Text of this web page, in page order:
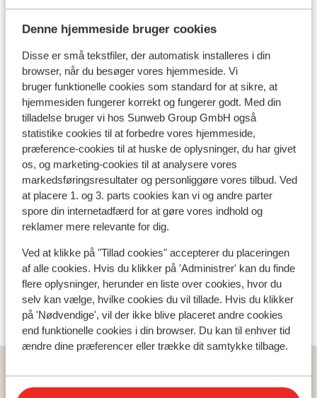
Denne hjemmeside bruger cookies
Disse er små tekstfiler, der automatisk installeres i din
browser, når du besøger vores hjemmeside. Vi
bruger funktionelle cookies som standard for at sikre, at
hjemmesiden fungerer korrekt og fungerer godt. Med din
tilladelse bruger vi hos Sunweb Group GmbH også
statistike cookies til at forbedre vores hjemmeside,
præference-cookies til at huske de oplysninger, du har givet
os, og marketing-cookies til at analysere vores
markedsføringsresultater og personliggøre vores tilbud. Ved
at placere 1. og 3. parts cookies kan vi og andre parter
spore din internetadfærd for at gøre vores indhold og
reklamer mere relevante for dig.
Ved at klikke på "Tillad cookies" accepterer du placeringen
af alle cookies. Hvis du klikker på 'Administrer' kan du finde
flere oplysninger, herunder en liste over cookies, hvor du
selv kan vælge, hvilke cookies du vil tillade. Hvis du klikker
på 'Nødvendige', vil der ikke blive placeret andre cookies
end funktionelle cookies i din browser. Du kan til enhver tid
ændre dine præferencer eller trække dit samtykke tilbage.
(ferie)verdener her!
Hvad gæster synes
Dette er 100 % ægte kundeanmeldelser, der ærligt
afspejler deres oplevelser med vores produkt.
Mere om anmeldelser
Mest booket af med partner
6.6 God
25. jun. 2024
Te duur, afgelegen, dure dinerkaart, zo'n
onbeschofte man bij autohuur, João, privé bellen
zonder te praten met ons, met gebarentaal onze
VISA in apparaat doen. Ik vroeg waarvoor?
Vriendelijke collega zei, 50 euro voor tolweg.
Te duur, afgelegen, dure dinerkaart, zo'n
onbeschofte man bij autohuur, João, privé bellen
zonder te praten met ons, met gebarentaal onze
VISA in apparaat doen. Ik vroeg waarvoor?
Vriendelijke collega zei, 50 euro voor tolweg.
Lucy
Med partner
Se alle 1 anmeldelser
Costa de Caparica
Crowne Plaza Caparica Lisbon